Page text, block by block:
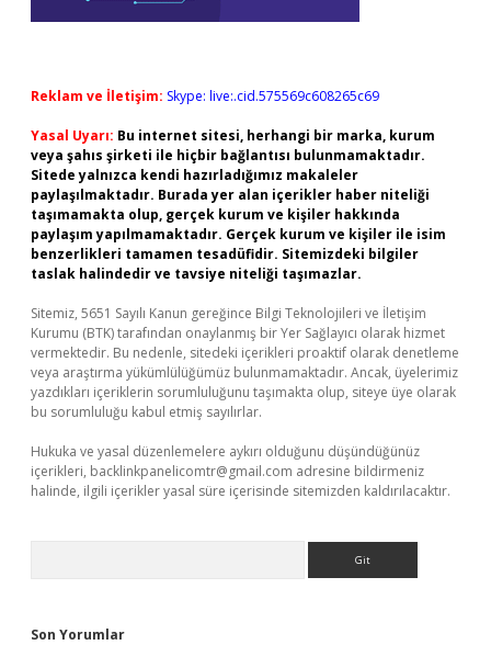
Reklam ve İletişim: Skype: live:.cid.575569c608265c69
Yasal Uyarı: Bu internet sitesi, herhangi bir marka, kurum
veya şahıs şirketi ile hiçbir bağlantısı bulunmamaktadır.
Sitede yalnızca kendi hazırladığımız makaleler
paylaşılmaktadır. Burada yer alan içerikler haber niteliği
taşımamakta olup, gerçek kurum ve kişiler hakkında
paylaşım yapılmamaktadır. Gerçek kurum ve kişiler ile isim
benzerlikleri tamamen tesadüfidir. Sitemizdeki bilgiler
taslak halindedir ve tavsiye niteliği taşımazlar.
Sitemiz, 5651 Sayılı Kanun gereğince Bilgi Teknolojileri ve İletişim
Kurumu (BTK) tarafından onaylanmış bir Yer Sağlayıcı olarak hizmet
vermektedir. Bu nedenle, sitedeki içerikleri proaktif olarak denetleme
veya araştırma yükümlülüğümüz bulunmamaktadır. Ancak, üyelerimiz
yazdıkları içeriklerin sorumluluğunu taşımakta olup, siteye üye olarak
bu sorumluluğu kabul etmiş sayılırlar.
Hukuka ve yasal düzenlemelere aykırı olduğunu düşündüğünüz
içerikleri, backlinkpanelicomtr@gmail.com adresine bildirmeniz
halinde, ilgili içerikler yasal süre içerisinde sitemizden kaldırılacaktır.
Son Yorumlar